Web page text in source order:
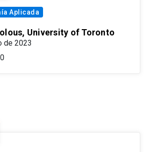
Aplicada
University of Toronto
de 2023